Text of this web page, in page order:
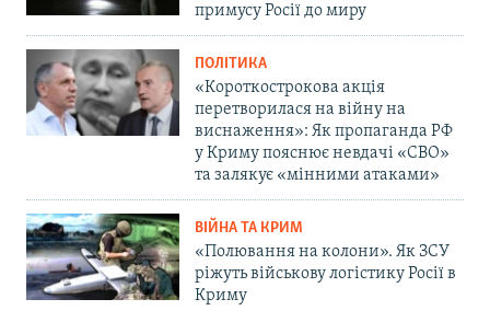
примусу Росії до миру
ПОЛІТИКА
«Короткострокова акція
перетворилася на війну на
виснаження»: Як пропаганда РФ
у Криму пояснює невдачі «СВО»
та залякує «мінними атаками»
ВІЙНА ТА КРИМ
«Полювання на колони». Як ЗСУ
ріжуть військову логістику Росії в
Криму